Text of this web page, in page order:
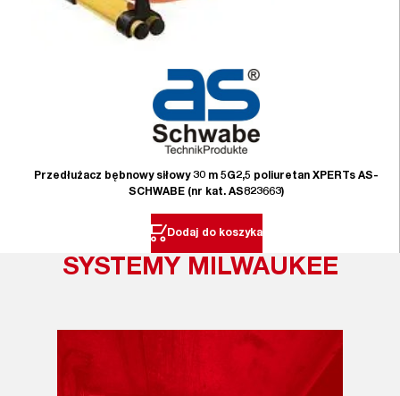
Przedłużacz bębnowy siłowy 30 m 5G2,5 poliuretan XPERTs AS-
SCHWABE (nr kat. AS823663)
Dodaj do koszyka
SYSTEMY MILWAUKEE